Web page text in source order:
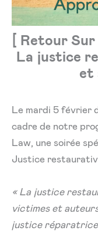
[ Retour
La justice
et
Le mardi 5 février
cadre de notre
Law, une soirée
Justice
« La justice
victimes et
justice